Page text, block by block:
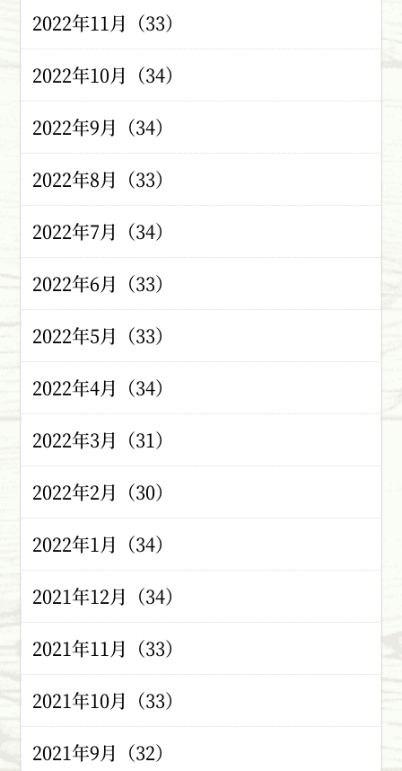
2022年11月（33）
2022年10月（34）
2022年9月（34）
2022年8月（33）
2022年7月（34）
2022年6月（33）
2022年5月（33）
2022年4月（34）
2022年3月（31）
2022年2月（30）
2022年1月（34）
2021年12月（34）
2021年11月（33）
2021年10月（33）
2021年9月（32）